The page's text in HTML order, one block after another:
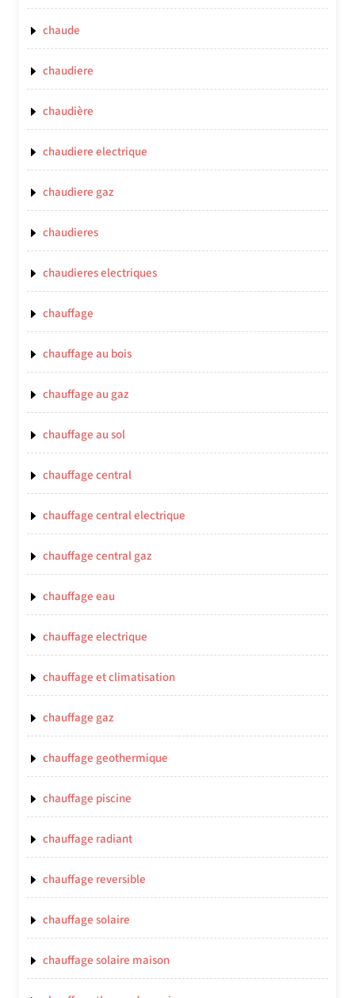
chaude
chaudiere
chaudière
chaudiere electrique
chaudiere gaz
chaudieres
chaudieres electriques
chauffage
chauffage au bois
chauffage au gaz
chauffage au sol
chauffage central
chauffage central electrique
chauffage central gaz
chauffage eau
chauffage electrique
chauffage et climatisation
chauffage gaz
chauffage geothermique
chauffage piscine
chauffage radiant
chauffage reversible
chauffage solaire
chauffage solaire maison